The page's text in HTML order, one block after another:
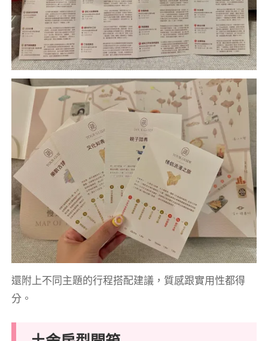
還附上不同主題的行程搭配建議，質感跟實用性都得
分。